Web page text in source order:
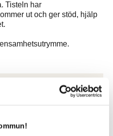
Tisteln har
ut och ger stöd, hjälp